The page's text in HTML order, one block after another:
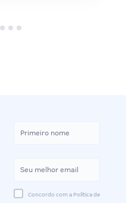
Concordo com a Política de